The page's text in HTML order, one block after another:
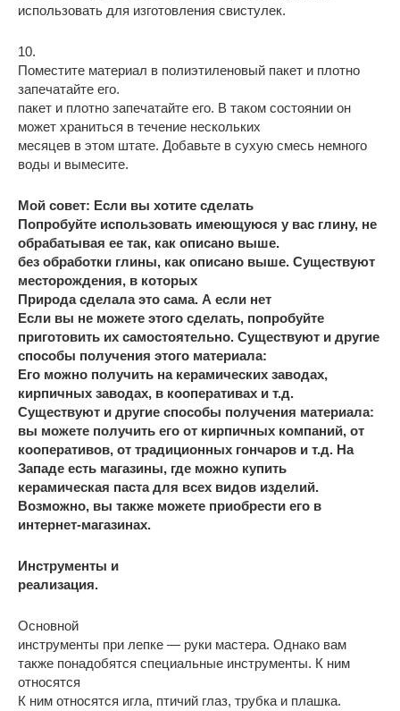
использовать для изготовления свистулек.
10.
Поместите материал в полиэтиленовый пакет и плотно
запечатайте его.
пакет и плотно запечатайте его. В таком состоянии он
может храниться в течение нескольких
месяцев в этом штате. Добавьте в сухую смесь немного
воды и вымесите.
Мой совет: Если вы хотите сделать
Попробуйте использовать имеющуюся у вас глину, не
обрабатывая ее так, как описано выше.
без обработки глины, как описано выше. Существуют
месторождения, в которых
Природа сделала это сама. А если нет
Если вы не можете этого сделать, попробуйте
приготовить их самостоятельно. Существуют и другие
способы получения этого материала:
Его можно получить на керамических заводах,
кирпичных заводах, в кооперативах и т.д.
Существуют и другие способы получения материала:
вы можете получить его от кирпичных компаний, от
кооперативов, от традиционных гончаров и т.д. На
Западе есть магазины, где можно купить
керамическая паста для всех видов изделий.
Возможно, вы также можете приобрести его в
интернет-магазинах.
Инструменты и
реализация.
Основной
инструменты при лепке — руки мастера. Однако вам
также понадобятся специальные инструменты. К ним
относятся
К ним относятся игла, птичий глаз, трубка и плашка.